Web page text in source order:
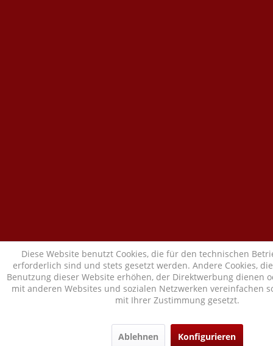
Diese Website benutzt Cookies, die für den technischen
erforderlich sind und stets gesetzt werden. Andere Cookies,
Benutzung dieser Website erhöhen, der Direktwerbung dienen
mit anderen Websites und sozialen Netzwerken vereinfachen
mit Ihrer Zustimmung gesetzt.
Ablehnen Konfigurieren